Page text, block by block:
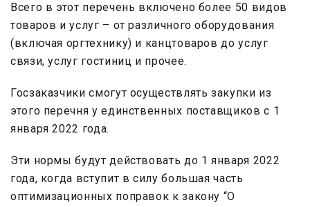
Всего в этот перечень включено более 50 видов
товаров и услуг – от различного оборудования
(включая оргтехнику) и канцтоваров до услуг
связи, услуг гостиниц и прочее.
Госзаказчики смогут осуществлять закупки из
этого перечня у единственных поставщиков с 1
января 2022 года.
Эти нормы будут действовать до 1 января 2022
года, когда вступит в силу большая часть
оптимизационных поправок к закону “О